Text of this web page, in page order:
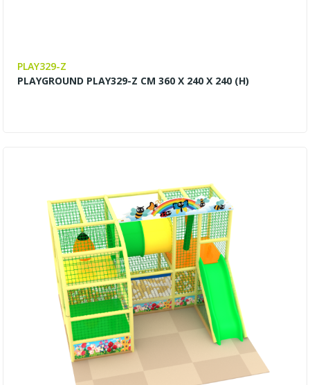
PLAY329-Z
PLAYGROUND PLAY329-Z CM 360 X 240 X 240 (H)